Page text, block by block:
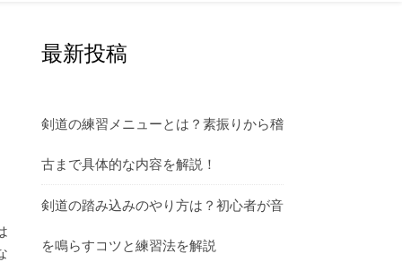
最新投稿
剣道の練習メニューとは？素振りから稽
古まで具体的な内容を解説！
剣道の踏み込みのやり方は？初心者が音
を鳴らすコツと練習法を解説